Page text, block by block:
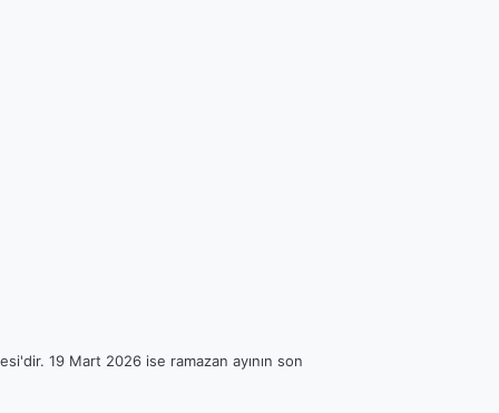
19 Mart 2026 ise ramazan ayının son